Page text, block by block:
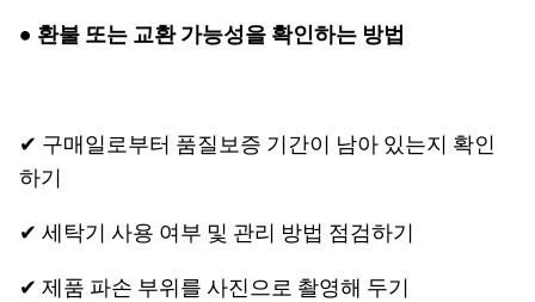
● 환불 또는 교환 가능성을 확인하는 방법
✔ 구매일로부터 품질보증 기간이 남아 있는지 확인
하기
✔ 세탁기 사용 여부 및 관리 방법 점검하기
✔ 제품 파손 부위를 사진으로 촬영해 두기